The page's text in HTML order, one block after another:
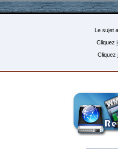
Le sujet
Cliquez
Cliquez